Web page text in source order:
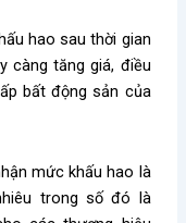
hao sau thời gian
càng tăng giá, điều
bất động sản của
mức khấu hao là
trong số đó là